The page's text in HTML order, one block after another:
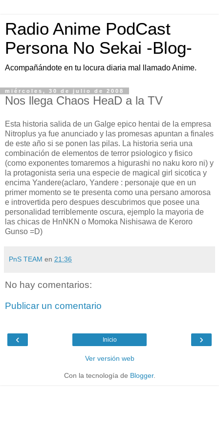
Radio Anime PodCast
Persona No Sekai -Blog-
Acompañándote en tu locura diaria mal llamado Anime.
miércoles, 30 de julio de 2008
Nos llega Chaos HeaD a la TV
Esta historia salida de un Galge epico hentai de la empresa
Nitroplus ya fue anunciado y las promesas apuntan a finales
de este año si se ponen las pilas. La historia seria una
combinación de elementos de terror psiologico y fisico
(como exponentes tomaremos a higurashi no naku koro ni) y
la protagonista seria una especie de magical girl sicotica y
encima Yandere(aclaro, Yandere : personaje que en un
primer momento se te presenta como una persano amorosa
e introvertida pero despues descubrimos que posee una
personalidad terriblemente oscura, ejemplo la mayoria de
las chicas de HnNKN o Momoka Nishisawa de Keroro
Gunso =D)
PnS TEAM en 21:36
No hay comentarios:
Publicar un comentario
‹ ›
Inicio
Ver versión web
Con la tecnología de Blogger.